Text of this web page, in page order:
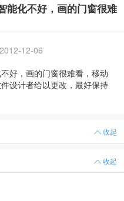
能化不好，画的门窗很难
2012-12-06
好，画的门窗很难看，移动
设计者给以更改，最好保持
收起
收起